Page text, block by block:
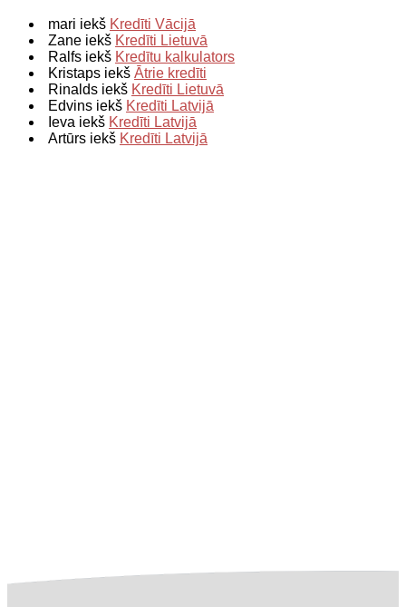
mari iekš Kredīti Vācijā
Zane iekš Kredīti Lietuvā
Ralfs iekš Kredītu kalkulators
Kristaps iekš Ātrie kredīti
Rinalds iekš Kredīti Lietuvā
Edvins iekš Kredīti Latvijā
Ieva iekš Kredīti Latvijā
Artūrs iekš Kredīti Latvijā